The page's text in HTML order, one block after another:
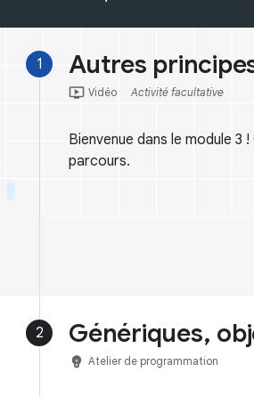
1 Autres
ondemand_video Vidéo Activité facultative
Bienvenue dans le module
parcours.
2 Génériques,
emoji_objects Atelier de programmation